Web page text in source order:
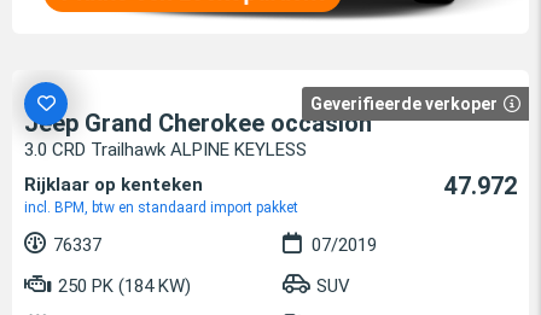
Geverifieerde verkoper
Jeep Grand Cherokee occasion
3.0 CRD Trailhawk ALPINE KEYLESS
Rijklaar op kenteken
incl. BPM, btw en standaard import pakket
47.972
76337
07/2019
250 PK (184 KW)
SUV